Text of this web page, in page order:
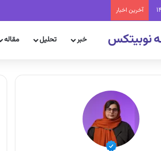
آخرین اخبار
خبر تحلیل مقاله